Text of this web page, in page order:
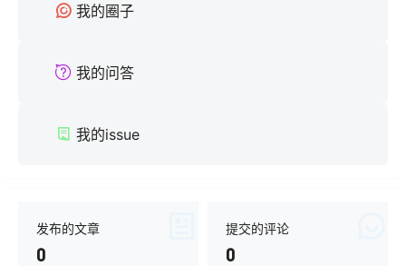
我的圈子
我的问答
我的issue
发布的文章
0
提交的评论
0